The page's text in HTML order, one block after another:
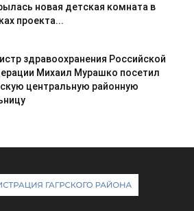
новая детская комната в
проекта...
здравоохранения Российской
Михаил Мурашко посетил
центральную районную